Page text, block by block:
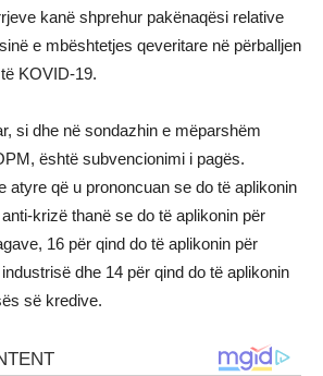
kanë shprehur pakënaqësi relative
e mbështetjes qeveritare në përballjen
KOVID-19.
si dhe në sondazhin e mëparshëm
është subvencionimi i pagës.
atyre që u prononcuan se do të aplikonin
krizë thanë se do të aplikonin për
16 për qind do të aplikonin për
dhe 14 për qind do të aplikonin
së kredive.